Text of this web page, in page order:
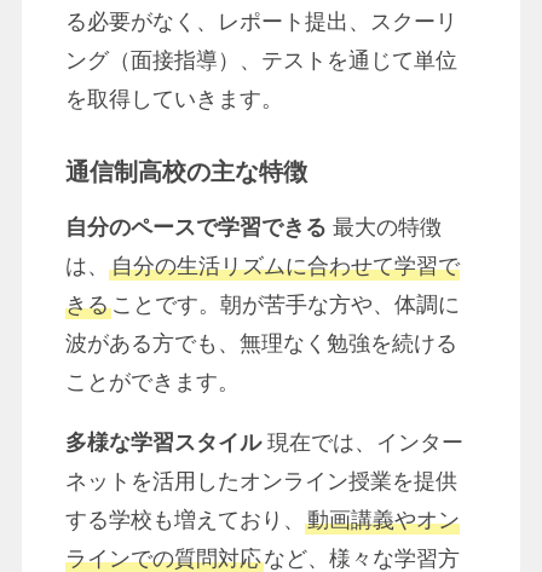
る必要がなく、レポート提出、スクーリ
ング（面接指導）、テストを通じて単位
を取得していきます。
通信制高校の主な特徴
自分のペースで学習できる 最大の特徴
は、 自分の生活リズムに合わせて学習で
きることです。朝が苦手な方や、体調に
波がある方でも、無理なく勉強を続ける
ことができます。
多様な学習スタイル現在では、インター
ネットを活用したオンライン授業を提供
する学校も増えており、 動画講義やオン
ラインでの質問対応など、様々な学習方